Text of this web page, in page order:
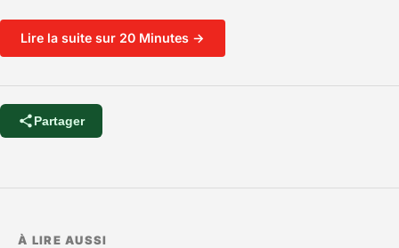
Lire la suite sur 20 Minutes →
Partager
À LIRE AUSSI